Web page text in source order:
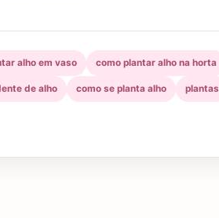
alho em vaso como plantar alho na horta
de alho como se planta alho plantas